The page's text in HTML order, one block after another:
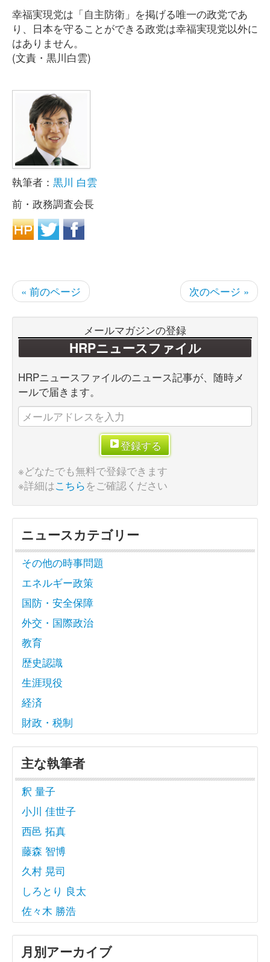
幸福実現党は「自主防衛」を掲げる唯一の政党であ
り、日本を守ることができる政党は幸福実現党以外に
はありません。
(文責・黒川白雲)
執筆者： 黒川 白雲
前・政務調査会長
« 前のページ 次のページ »
メールマガジンの登録
HRPニュースファイル
HRPニュースファイルのニュース記事が、随時メ
ールで届きます。
登録する
※どなたでも無料で登録できます
※詳細はこちらをご確認ください
ニュースカテゴリー
その他の時事問題
エネルギー政策
国防・安全保障
外交・国際政治
教育
歴史認識
生涯現役
経済
財政・税制
主な執筆者
釈 量子
小川 佳世子
西邑 拓真
藤森 智博
久村 晃司
しろとり 良太
佐々木 勝浩
月別アーカイブ